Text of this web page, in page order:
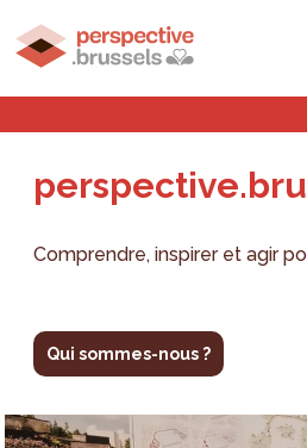
Comprendre, inspirer et agir
Qui sommes-nous ?